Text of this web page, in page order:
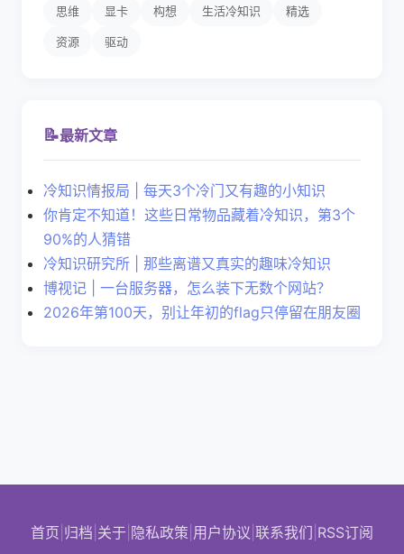
思维 显卡 构想 生活冷知识 精选
资源 驱动
📝最新文章
冷知识情报局 | 每天3个冷门又有趣的小知识
你肯定不知道！这些日常物品藏着冷知识，第3个
90%的人猜错
冷知识研究所 | 那些离谱又真实的趣味冷知识
博视记 | 一台服务器，怎么装下无数个网站？
2026年第100天，别让年初的flag只停留在朋友圈
首页 归档 关于 隐私政策 用户协议 联系我们 RSS订阅